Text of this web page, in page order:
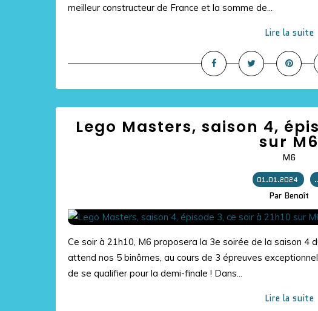
meilleur constructeur de France et la somme de...
Lire la suite
Lego Masters, saison 4,
sur M6
M6
01.01.2024
Par Benoît
Ce soir à 21h10, M6 proposera la 3e soirée de la saison 4
attend nos 5 binômes, au cours de 3 épreuves
de se qualifier pour la demi-finale ! Dans...
Lire la suite